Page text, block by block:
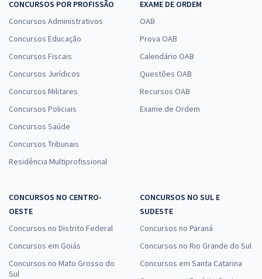
CONCURSOS POR PROFISSÃO
Concursos Administrativos
Concursos Educação
Concursos Fiscais
Concursos Jurídicos
Concursos Militares
Concursos Policiais
Concursos Saúde
Concursos Tribunais
Residência Multiprofissional
EXAME DE ORDEM
OAB
Prova OAB
Calendário OAB
Questões OAB
Recursos OAB
Exame de Ordem
CONCURSOS NO CENTRO-
OESTE
Concursos no Distrito Federal
Concursos em Goiás
Concursos no Mato Grosso do
Sul
CONCURSOS NO SUL E
SUDESTE
Concursos no Paraná
Concursos no Rio Grande do Sul
Concursos em Santa Catarina